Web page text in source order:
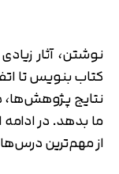
نوشتن، آثار
کتاب بنویس تا
نتایج پژوهش‌ها،
ما بدهد. در
از مهم‌ترین